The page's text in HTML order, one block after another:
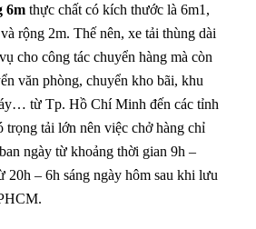
6m thực chất có kích thước là 6m1,
rộng 2m. Thế nên, xe tải thùng dài
cho công tác chuyển hàng mà còn
văn phòng, chuyển kho bãi, khu
từ Tp. Hồ Chí Minh đến các tỉnh
trọng tải lớn nên việc chở hàng chỉ
ngày từ khoảng thời gian 9h –
20h – 6h sáng ngày hôm sau khi lưu